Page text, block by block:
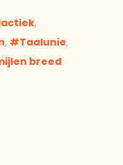
,
, Taalunie,
breed